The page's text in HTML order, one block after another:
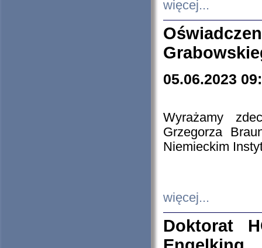
więcej...
05.06.2023
Wyrażamy
Grzegorza
Niemieckim
więcej...
Doktorat